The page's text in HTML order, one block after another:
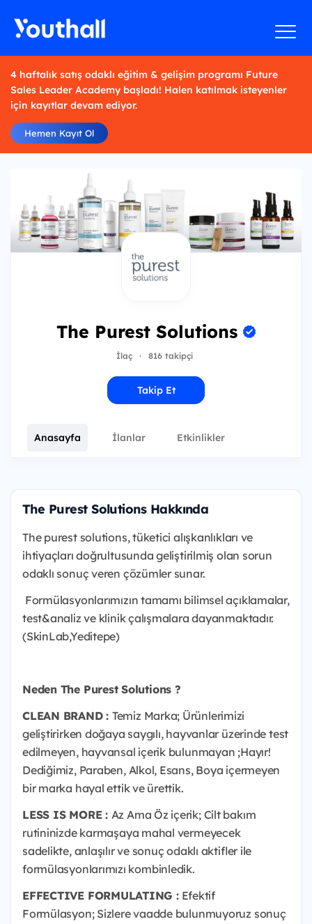
4 haftalık satış odaklı eğitim & gelişim programı Future
Sales Leader Academy başladı! Halen katılmak isteyenler
için kayıtlar devam ediyor.
Hemen Kayıt Ol
The Purest Solutions
İlaç · 816 takipçi
Takip Et
Anasayfa İlanlar Etkinlikler
The Purest Solutions Hakkında
The purest solutions, tüketici alışkanlıkları ve
ihtiyaçları doğrultusunda geliştirilmiş olan sorun
odaklı sonuç veren çözümler sunar.
Formülasyonlarımızın tamamı bilimsel açıklamalar,
test&analiz ve klinik çalışmalara dayanmaktadır.
(SkinLab,Yeditepe)
Neden The Purest Solutions ?
CLEAN BRAND : Temiz Marka; Ürünlerimizi
geliştirirken doğaya saygılı, hayvanlar üzerinde test
edilmeyen, hayvansal içerik bulunmayan ;Hayır!
Dediğimiz, Paraben, Alkol, Esans, Boya içermeyen
bir marka hayal ettik ve ürettik.
LESS IS MORE : Az Ama Öz içerik; Cilt bakım
rutininizde karmaşaya mahal vermeyecek
sadelikte, anlaşılır ve sonuç odaklı aktifler ile
formülasyonlarımızı kombinledik.
EFFECTIVE FORMULATING :Efektif
Formülasyon; Sizlere vaadde bulunmuyoruz sonuç